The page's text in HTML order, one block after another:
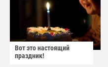
Вот это настоящий
праздник!